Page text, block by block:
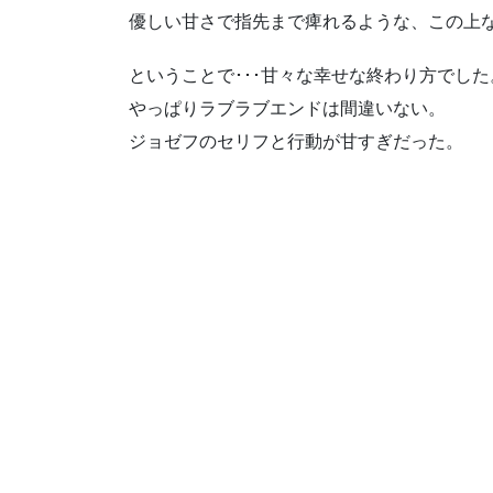
優しい甘さで指先まで痺れるような、この上
ということで･･･甘々な幸せな終わり方でした
やっぱりラブラブエンドは間違いない。
ジョゼフのセリフと行動が甘すぎだった。